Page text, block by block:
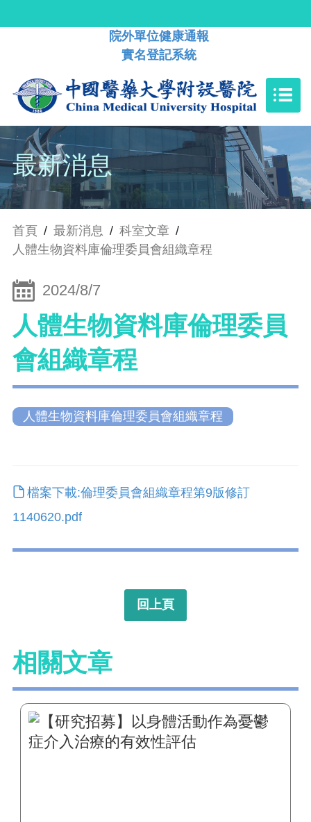
院外單位健康通報
實名登記系統
最新消息
首頁 / 最新消息 / 科室文章 /
人體生物資料庫倫理委員會組織章程
2024/8/7
人體生物資料庫倫理委員
會組織章程
人體生物資料庫倫理委員會組織章程
檔案下載:倫理委員會組織章程第9版修訂
1140620.pdf
回上頁
相關文章